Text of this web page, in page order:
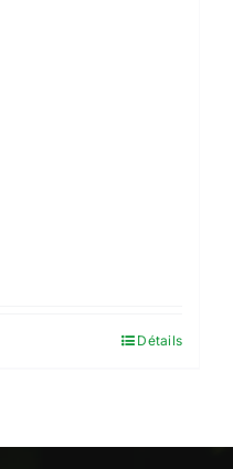
Détails